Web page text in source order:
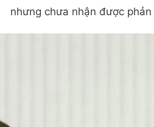
nhưng chưa nhận được phản